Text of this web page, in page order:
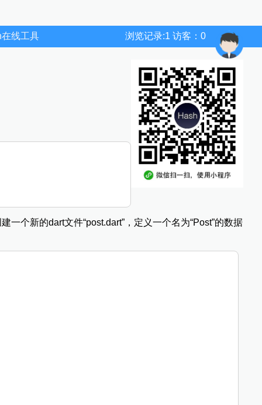
线工具 浏览记录:1 访客：0
个新的dart文件“post.dart”，定义一个名为“Post”的数据